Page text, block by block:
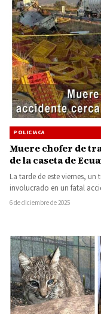
POLICIACA
Muere chofer de
de la caseta de
La tarde de este viernes,
involucrado en un fatal
6 de diciembre de 2025